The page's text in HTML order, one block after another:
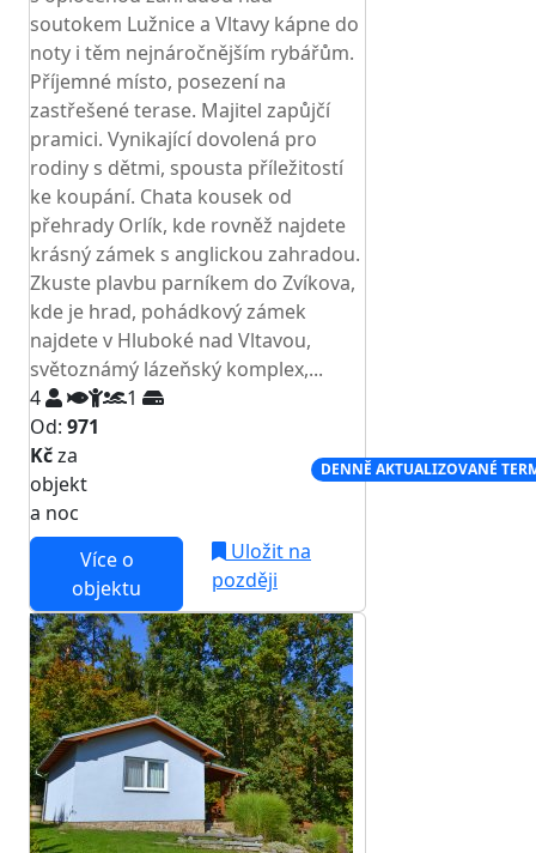
soutokem Lužnice a Vltavy kápne do
noty i těm nejnáročnějším rybářům.
Příjemné místo, posezení na
zastřešené terase. Majitel zapůjčí
pramici. Vynikající dovolená pro
rodiny s dětmi, spousta příležitostí
ke koupání. Chata kousek od
přehrady Orlík, kde rovněž najdete
krásný zámek s anglickou zahradou.
Zkuste plavbu parníkem do Zvíkova,
kde je hrad, pohádkový zámek
najdete v Hluboké nad Vltavou,
světoznámý lázeňský komplex,...
4
1
Od: 971
Kčza
objekt
a noc
DENNĚ AKTUALIZOVANÉ
Více o
objektu
Uložit na
později